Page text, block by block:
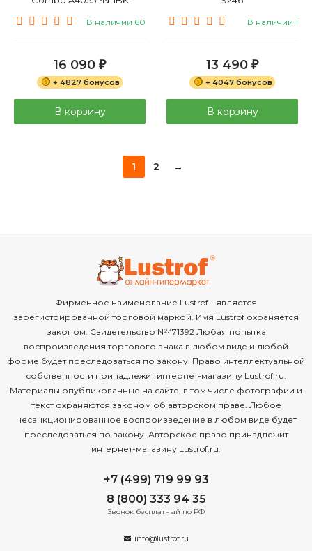
В наличии 60
16 090 ₽
+ 4827 бонусов
В корзину
В наличии 1
13 490 ₽
+ 4047 бонусов
В корзину
1 2 →
Фирменное наименование Lustrof - является
зарегистрированной торговой маркой. Имя Lustrof охраняется
законом. Свидетельство №471392 Любая попытка
воспроизведения торгового знака в любом виде и любой
форме будет преследоваться по закону. Право интеллектуальной
собственности принадлежит интернет-магазину Lustrof.ru.
Материалы опубликованные на сайте, в том числе фотографии и
текст охраняются законом об авторском праве. Любое
несанкционированное воспроизведение в любом виде будет
преследоваться по закону. Авторское право принадлежит
интернет-магазину Lustrof.ru.
+7 (499) 719 99 93
8 (800) 333 94 35
Звонок бесплатный по РФ
info@lustrof.ru